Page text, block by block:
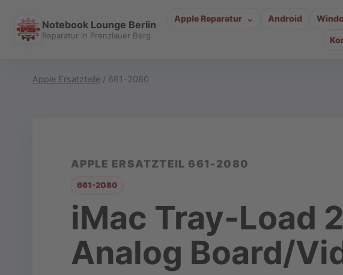
Notebook Lounge Berlin
Reparatur in Prenzlauer Berg
Apple Reparatur Android
Apple Ersatzteile/ 661-2080
APPLE ERSATZTEIL 661-2080
661-2080
iMac Tray-Load
Analog Board/